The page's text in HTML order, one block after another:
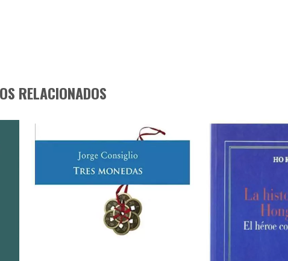
RELACIONADOS